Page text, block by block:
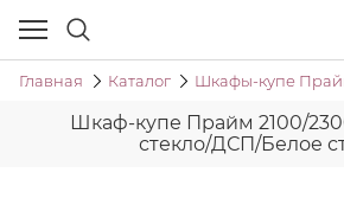
Главная Каталог Шкафы-купе
Шкаф-купе Прайм 2100/
стекло/ДСП/Белое